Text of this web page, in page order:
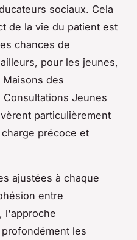
sociaux. Cela
de la vie du patient est
chances de
pour les jeunes,
des
Jeunes
particulièrement
précoce et
ajustées à chaque
entre
l'approche
les